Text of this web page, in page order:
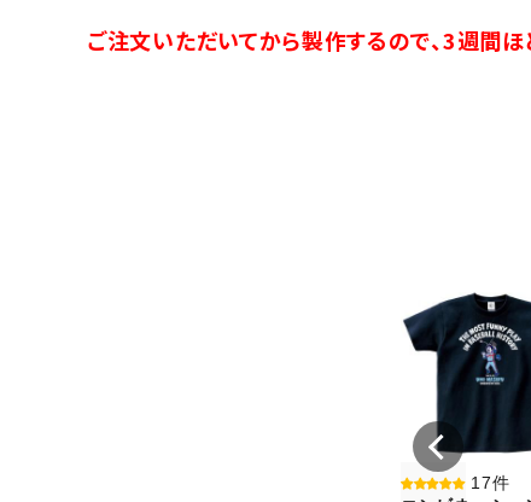
ご注文いただいてから製作するので、3週間ほ
17件